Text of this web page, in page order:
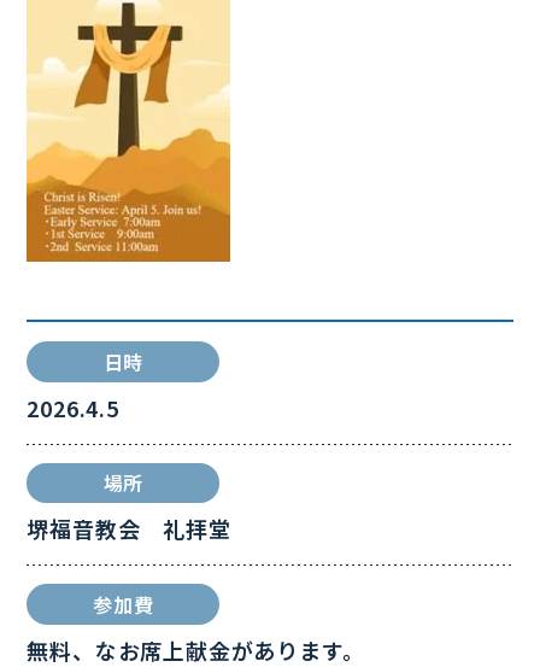
日時
2026.4.5
場所
堺福音教会 礼拝堂
参加費
無料、なお席上献金があります。